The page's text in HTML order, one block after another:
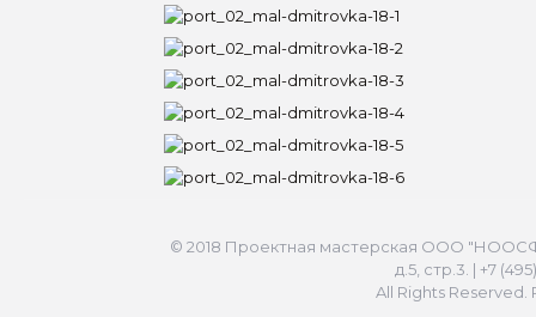
© 2018 Проектная мастерская ООО
д.5, стр.3. | +7
All Rights